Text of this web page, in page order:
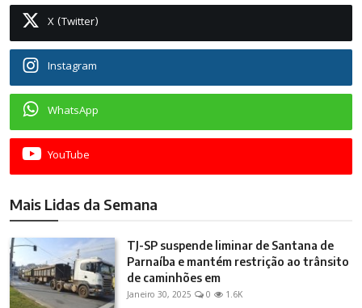
X (Twitter)
Instagram
WhatsApp
YouTube
Mais Lidas da Semana
TJ-SP suspende liminar de Santana de
Parnaíba e mantém restrição ao trânsito
de caminhões em
Janeiro 30, 2025 0 1.6K